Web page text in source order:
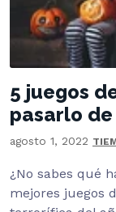
5 juegos
pasarlo
agosto 1, 2022
¿No sabes qué
mejores juegos